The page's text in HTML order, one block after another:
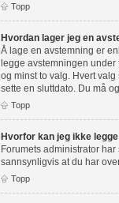
Topp
Hvordan lager jeg en
Å lage en avstemning er
legge avstemningen under
og minst to valg. Hvert
sette en sluttdato. Du må
Topp
Hvorfor kan jeg ikke
Forumets administrator
sannsynligvis at du har
Topp